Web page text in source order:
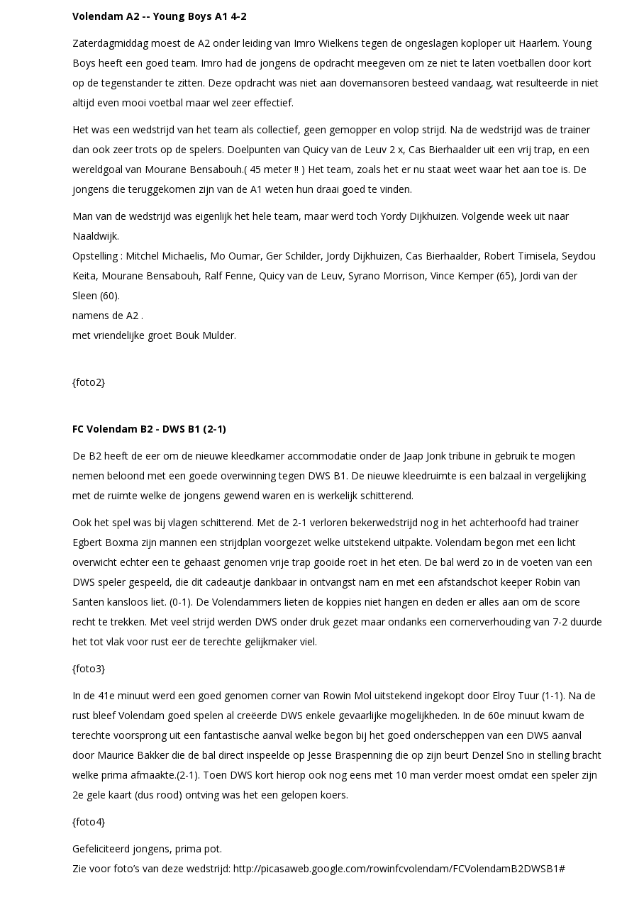
Volendam A2 -- Young Boys A1 4-2
Zaterdagmiddag moest de A2 onder leiding van Imro Wielkens tegen de ongeslagen koploper uit Haarlem. Young
Boys heeft een goed team. Imro had de jongens de opdracht meegeven om ze niet te laten voetballen door kort
op de tegenstander te zitten. Deze opdracht was niet aan dovemansoren besteed vandaag, wat resulteerde in niet
altijd even mooi voetbal maar wel zeer effectief.
Het was een wedstrijd van het team als collectief, geen gemopper en volop strijd. Na de wedstrijd was de trainer
dan ook zeer trots op de spelers. Doelpunten van Quicy van de Leuv 2 x, Cas Bierhaalder uit een vrij trap, en een
wereldgoal van Mourane Bensabouh.( 45 meter !! ) Het team, zoals het er nu staat weet waar het aan toe is. De
jongens die teruggekomen zijn van de A1 weten hun draai goed te vinden.
Man van de wedstrijd was eigenlijk het hele team, maar werd toch Yordy Dijkhuizen. Volgende week uit naar
Naaldwijk.
Opstelling : Mitchel Michaelis, Mo Oumar, Ger Schilder, Jordy Dijkhuizen, Cas Bierhaalder, Robert Timisela, Seydou
Keita, Mourane Bensabouh, Ralf Fenne, Quicy van de Leuv, Syrano Morrison, Vince Kemper (65), Jordi van der
Sleen (60).
namens de A2 .
met vriendelijke groet Bouk Mulder.
{foto2}
FC Volendam B2 - DWS B1 (2-1)
De B2 heeft de eer om de nieuwe kleedkamer accommodatie onder de Jaap Jonk tribune in gebruik te mogen
nemen beloond met een goede overwinning tegen DWS B1. De nieuwe kleedruimte is een balzaal in vergelijking
met de ruimte welke de jongens gewend waren en is werkelijk schitterend.
Ook het spel was bij vlagen schitterend. Met de 2-1 verloren bekerwedstrijd nog in het achterhoofd had trainer
Egbert Boxma zijn mannen een strijdplan voorgezet welke uitstekend uitpakte. Volendam begon met een licht
overwicht echter een te gehaast genomen vrije trap gooide roet in het eten. De bal werd zo in de voeten van een
DWS speler gespeeld, die dit cadeautje dankbaar in ontvangst nam en met een afstandschot keeper Robin van
Santen kansloos liet. (0-1). De Volendammers lieten de koppies niet hangen en deden er alles aan om de score
recht te trekken. Met veel strijd werden DWS onder druk gezet maar ondanks een cornerverhouding van 7-2 duurde
het tot vlak voor rust eer de terechte gelijkmaker viel.
{foto3}
In de 41e minuut werd een goed genomen corner van Rowin Mol uitstekend ingekopt door Elroy Tuur (1-1). Na de
rust bleef Volendam goed spelen al creëerde DWS enkele gevaarlijke mogelijkheden. In de 60e minuut kwam de
terechte voorsprong uit een fantastische aanval welke begon bij het goed onderscheppen van een DWS aanval
door Maurice Bakker die de bal direct inspeelde op Jesse Braspenning die op zijn beurt Denzel Sno in stelling bracht
welke prima afmaakte.(2-1). Toen DWS kort hierop ook nog eens met 10 man verder moest omdat een speler zijn
2e gele kaart (dus rood) ontving was het een gelopen koers.
{foto4}
Gefeliciteerd jongens, prima pot.
Zie voor foto’s van deze wedstrijd: http://picasaweb.google.com/rowinfcvolendam/FCVolendamB2DWSB1#